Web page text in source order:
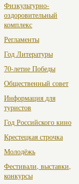
Физкультурно-
оздоровительный
комплекс
Регламенты
Год Литературы
70-летие Победы
Общественный совет
Информация для
туристов
Год Российского кино
Крестецкая строчка
Молодёжь
Фестивали, выставки,
конкурсы